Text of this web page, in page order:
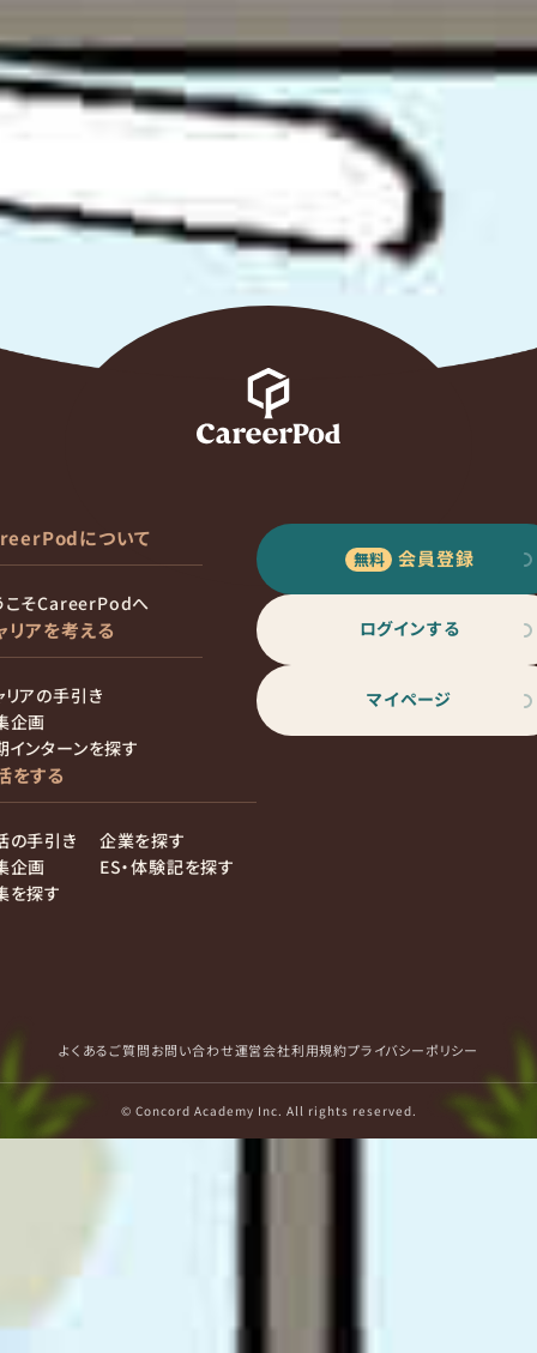
について
こそCareerPodへ
リアを考える
リアの手引き
企画
インターンを探す
をする
の手引き
企画
を探す
企業を探す
ES・体験記を探す
会員登録
ログインする
マイページ
よくあるご質問お問い合わせ運営会社利用規約プライバシーポリシー
© Concord Academy Inc. All rights reserved.